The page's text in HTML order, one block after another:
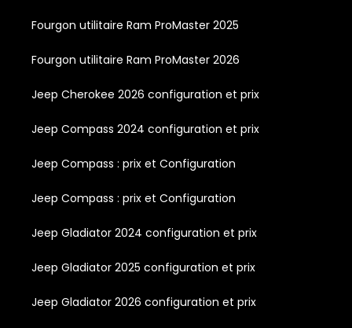
Fourgon utilitaire Ram ProMaster 2025
Fourgon utilitaire Ram ProMaster 2026
Jeep Cherokee 2026 configuration et prix
Jeep Compass 2024 configuration et prix
Jeep Compass : prix et Configuration
Jeep Compass : prix et Configuration
Jeep Gladiator 2024 configuration et prix
Jeep Gladiator 2025 configuration et prix
Jeep Gladiator 2026 configuration et prix